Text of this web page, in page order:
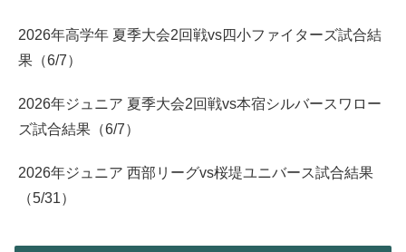
2026年高学年 夏季大会2回戦vs四小ファイターズ試合結
果（6/7）
2026年ジュニア 夏季大会2回戦vs本宿シルバースワロー
ズ試合結果（6/7）
2026年ジュニア 西部リーグvs桜堤ユニバース試合結果
（5/31）